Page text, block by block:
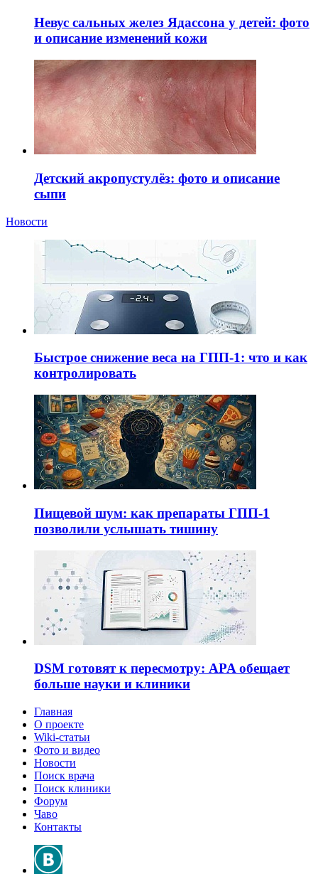
Невус сальных желез Ядассона у детей: фото
и описание изменений кожи
Детский акропустулёз: фото и описание
сыпи
Новости
Быстрое снижение веса на ГПП-1: что и как
контролировать
Пищевой шум: как препараты ГПП-1
позволили услышать тишину
DSM готовят к пересмотру: APA обещает
больше науки и клиники
Главная
О проекте
Wiki-статьи
Фото и видео
Новости
Поиск врача
Поиск клиники
Форум
Чаво
Контакты